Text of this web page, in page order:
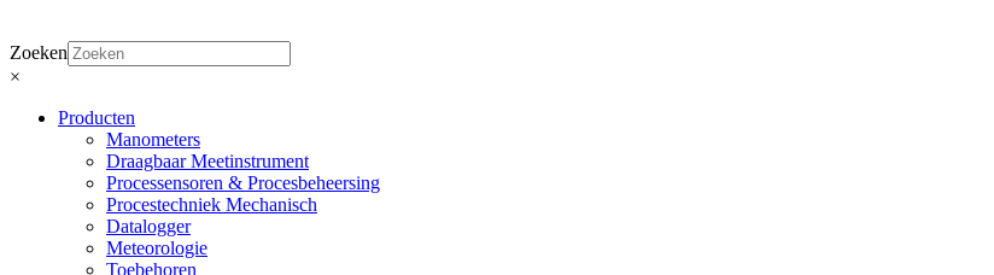
Zoeken
×
Producten
Manometers
Draagbaar Meetinstrument
Processensoren & Procesbeheersing
Procestechniek Mechanisch
Datalogger
Meteorologie
Toebehoren